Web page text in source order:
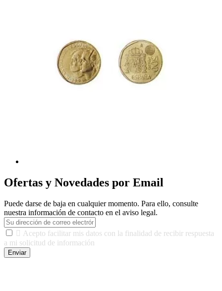
Ofertas y Novedades por Email
Puede darse de baja en cualquier momento. Para ello, consulte
nuestra información de contacto en el aviso legal.
 Acepto facilitar mis datos con la finalidad de recibir respuesta
a mi solicitud de información
Enviar